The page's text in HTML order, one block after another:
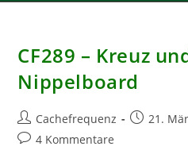
CF289 – Kreuz
Nippelboard
Beitrags-
Autor:
Cachefrequenz
Beitrag
21.
Beitrags-
4 Kommentare